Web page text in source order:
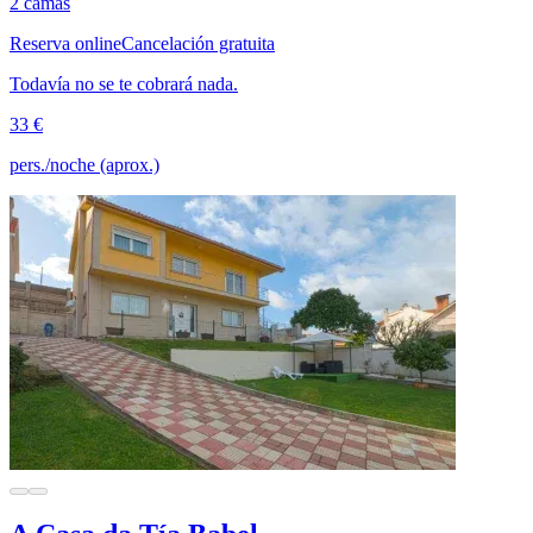
Reserva onlineCancelación gratuita
Todavía no se te cobrará nada.
33 €
pers./noche (aprox.)